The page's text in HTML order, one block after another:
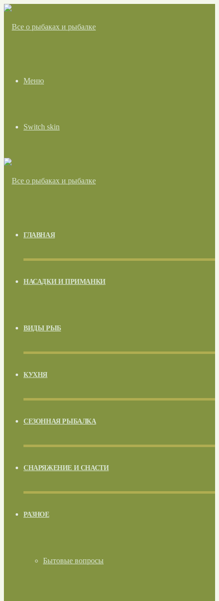
Меню
Switch skin
ГЛАВНАЯ
НАСАДКИ И ПРИМАНКИ
ВИДЫ РЫБ
КУХНЯ
СЕЗОННАЯ РЫБАЛКА
СНАРЯЖЕНИЕ И СНАСТИ
РАЗНОЕ
Бытовые вопросы